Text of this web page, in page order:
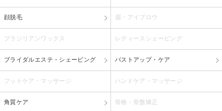
顔脱毛 眉・アイブロウ
ブラジリアンワックス レディースシェービング
ブライダルエステ・シェービング バストアップ・ケア
フットケア・マッサージ ハンドケア・マッサージ
角質ケア 骨格・骨盤矯正